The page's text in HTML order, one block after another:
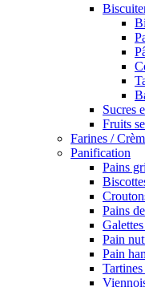
Sucres
Fruits
Farines /
Panification
Pains
Pains
Pain
Pain